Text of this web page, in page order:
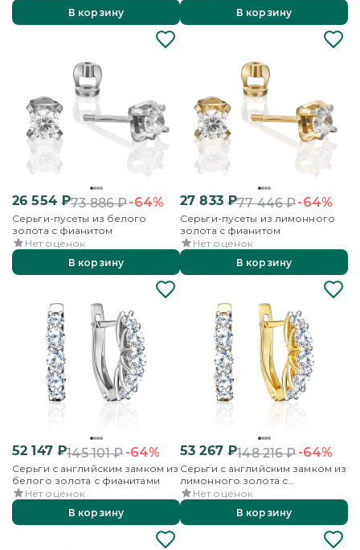
В корзину
В корзину
26 554₽73 886₽-64%
Серьги-пусеты из белого
золота с фианитом
Нет оценок
В корзину
27 833₽77 446₽-64%
Серьги-пусеты из лимонного
золота с фианитом
Нет оценок
В корзину
52 147₽145 101₽-64%
Серьги с английским замком из
белого золота с фианитами
Нет оценок
В корзину
53 267₽148 216₽-64%
Серьги с английским замком из
лимонного золота с
фианитами
Нет оценок
В корзину